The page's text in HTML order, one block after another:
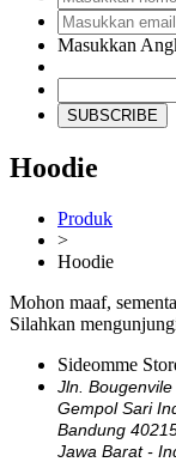
Masukkan
SUBSCRIBE
Hoodie
Produk
>
Hoodie
Mohon maaf,
Silahkan
Sideomme
Jln.
Gempol Sari
Bandung
Jawa Barat -